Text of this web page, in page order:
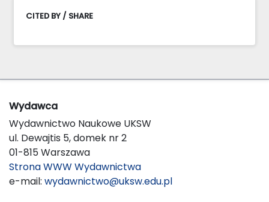
CITED BY / SHARE
Wydawca
Wydawnictwo Naukowe UKSW
ul. Dewajtis 5, domek nr 2
01-815 Warszawa
Strona WWW Wydawnictwa
e-mail: wydawnictwo@uksw.edu.pl